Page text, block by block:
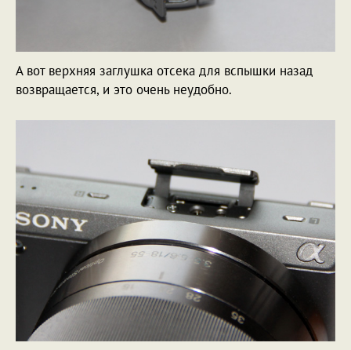
А вот верхняя заглушка отсека для вспышки назад
возвращается, и это очень неудобно.